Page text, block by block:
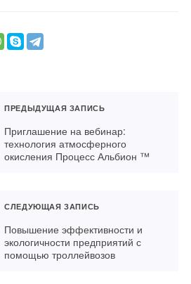
ПРЕДЫДУЩАЯ ЗАПИСЬ
Приглашение на вебинар:
технология атмосферного
окисления Процесс Альбион ™
СЛЕДУЮЩАЯ ЗАПИСЬ
Повышение эффективности и
экологичности предприятий с
помощью троллейвозов